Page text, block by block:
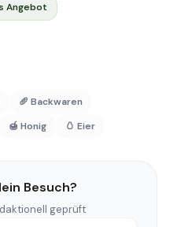
Angebot
🥖 Backwaren
🍯 Honig 🥚 Eier
Besuch?
geprüft